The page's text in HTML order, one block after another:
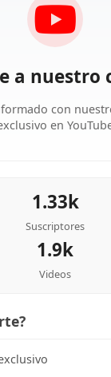
a nuestro
con
en
1.33k
Suscriptores
1.9k
Videos